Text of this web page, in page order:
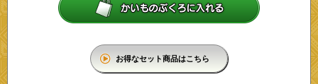
お得なセット商品はこちら